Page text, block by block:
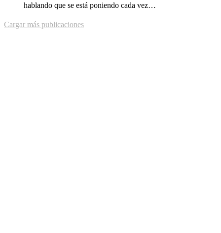
hablando que se está poniendo cada vez…
Cargar más publicaciones